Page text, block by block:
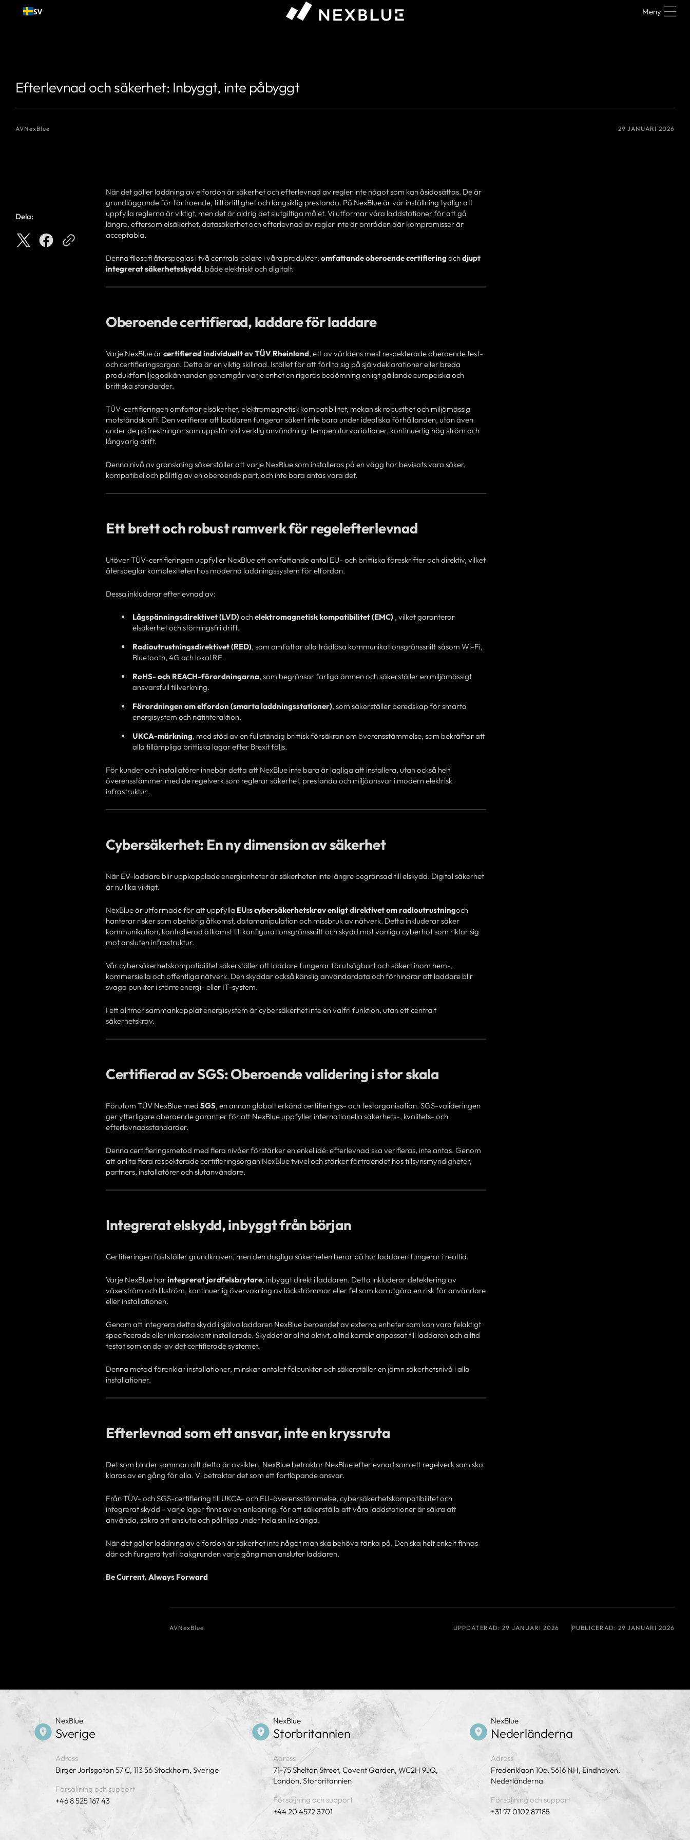
Gå tillSV Meny
Efterlevnad och säkerhet: Inbyggt, inte påbyggt
AVNexBlue 29 JANUARI 2026
Dela:
När det gäller laddning av elfordon är säkerhet och efterlevnad av regler inte något som kan åsidosättas. De är
grundläggande för förtroende, tillförlitlighet och långsiktig prestanda. På NexBlue är vår inställning tydlig: att
uppfylla reglerna är viktigt, men det är aldrig det slutgiltiga målet. Vi utformar våra laddstationer för att gå
längre, eftersom elsäkerhet, datasäkerhet och efterlevnad av regler inte är områden där kompromisser är
acceptabla.
Denna filosofi återspeglas i två centrala pelare i våra produkter: omfattande oberoende certifiering ochdjupt
integrerat säkerhetsskydd, både elektriskt och digitalt.
Oberoende certifierad, laddare för laddare
Varje NexBlue ärcertifierad individuellt av TÜV Rheinland, ett av världens mest respekterade oberoende test-
och certifieringsorgan. Detta är en viktig skillnad. Istället för att förlita sig på självdeklarationer eller breda
produktfamiljegodkännanden genomgår varje enhet en rigorös bedömning enligt gällande europeiska och
brittiska standarder.
TÜV-certifieringen omfattar elsäkerhet, elektromagnetisk kompatibilitet, mekanisk robusthet och miljömässig
motståndskraft. Den verifierar att laddaren fungerar säkert inte bara under idealiska förhållanden, utan även
under de påfrestningar som uppstår vid verklig användning: temperaturvariationer, kontinuerlig hög ström och
långvarig drift.
Denna nivå av granskning säkerställer att varje NexBlue som installeras på en vägg har bevisats vara säker,
kompatibel och pålitlig av en oberoende part, och inte bara antas vara det.
Ett brett och robust ramverk för regelefterlevnad
Utöver TÜV-certifieringen uppfyller NexBlue ett omfattande antal EU- och brittiska föreskrifter och direktiv, vilket
återspeglar komplexiteten hos moderna laddningssystem för elfordon.
Dessa inkluderar efterlevnad av:
Lågspänningsdirektivet (LVD)ochelektromagnetisk kompatibilitet (EMC) , vilket garanterar
elsäkerhet och störningsfri drift.
Radioutrustningsdirektivet (RED), som omfattar alla trådlösa kommunikationsgränssnitt såsom Wi-Fi,
Bluetooth, 4G och lokal RF.
RoHS- och REACH-förordningarna, som begränsar farliga ämnen och säkerställer en miljömässigt
ansvarsfull tillverkning.
Förordningen om elfordon (smarta laddningsstationer), som säkerställer beredskap för smarta
energisystem och nätinteraktion.
UKCA-märkning, med stöd av en fullständig brittisk försäkran om överensstämmelse, som bekräftar att
alla tillämpliga brittiska lagar efter Brexit följs.
För kunder och installatörer innebär detta att NexBlue inte bara är lagliga att installera, utan också helt
överensstämmer med de regelverk som reglerar säkerhet, prestanda och miljöansvar i modern elektrisk
infrastruktur.
Cybersäkerhet: En ny dimension av säkerhet
När EV-laddare blir uppkopplade energienheter är säkerheten inte längre begränsad till elskydd. Digital säkerhet
är nu lika viktigt.
NexBlue är utformade för att uppfylla EU:s cybersäkerhetskrav enligt direktivet om radioutrustningoch
hanterar risker som obehörig åtkomst, datamanipulation och missbruk av nätverk. Detta inkluderar säker
kommunikation, kontrollerad åtkomst till konfigurationsgränssnitt och skydd mot vanliga cyberhot som riktar sig
mot ansluten infrastruktur.
Vår cybersäkerhetskompatibilitet säkerställer att laddare fungerar förutsägbart och säkert inom hem-,
kommersiella och offentliga nätverk. Den skyddar också känslig användardata och förhindrar att laddare blir
svaga punkter i större energi- eller IT-system.
I ett alltmer sammankopplat energisystem är cybersäkerhet inte en valfri funktion, utan ett centralt
säkerhetskrav.
Certifierad av SGS: Oberoende validering i stor skala
Förutom TÜV NexBlue med SGS, en annan globalt erkänd certifierings- och testorganisation. SGS-valideringen
ger ytterligare oberoende garantier för att NexBlue uppfyller internationella säkerhets-, kvalitets- och
efterlevnadsstandarder.
Denna certifieringsmetod med flera nivåer förstärker en enkel idé: efterlevnad ska verifieras, inte antas. Genom
att anlita flera respekterade certifieringsorgan NexBlue tvivel och stärker förtroendet hos tillsynsmyndigheter,
partners, installatörer och slutanvändare.
Integrerat elskydd, inbyggt från början
Certifieringen fastställer grundkraven, men den dagliga säkerheten beror på hur laddaren fungerar i realtid.
Varje NexBlue harintegrerat jordfelsbrytare, inbyggt direkt i laddaren. Detta inkluderar detektering av
växelström och likström, kontinuerlig övervakning av läckströmmar eller fel som kan utgöra en risk för användare
eller installationen.
Genom att integrera detta skydd i själva laddaren NexBlue beroendet av externa enheter som kan vara felaktigt
specificerade eller inkonsekvent installerade. Skyddet är alltid aktivt, alltid korrekt anpassat till laddaren och alltid
testat som en del av det certifierade systemet.
Denna metod förenklar installationer, minskar antalet felpunkter och säkerställer en jämn säkerhetsnivå i alla
installationer.
Efterlevnad som ett ansvar, inte en kryssruta
Det som binder samman allt detta är avsikten. NexBlue betraktar NexBlue efterlevnad som ett regelverk som ska
klaras av en gång för alla. Vi betraktar det som ett fortlöpande ansvar.
Från TÜV- och SGS-certifiering till UKCA- och EU-överensstämmelse, cybersäkerhetskompatibilitet och
integrerat skydd – varje lager finns av en anledning: för att säkerställa att våra laddstationer är säkra att
använda, säkra att ansluta och pålitliga under hela sin livslängd.
När det gäller laddning av elfordon är säkerhet inte något man ska behöva tänka på. Den ska helt enkelt finnas
där och fungera tyst i bakgrunden varje gång man ansluter laddaren.
Be Current. Always Forward
AVNexBlue UPPDATERAD: 29 JANUARI 2026 PUBLICERAD: 29 JANUARI 2026
NexBlue
Sverige
Adress
Birger Jarlsgatan 57 C, 113 56 Stockholm, Sverige
Försäljning och support
+46 8 525 167 43
NexBlue
Storbritannien
Adress
71-75 Shelton Street, Covent Garden, WC2H 9JQ,
London, Storbritannien
Försäljning och support
+44 20 4572 3701
NexBlue
Nederländerna
Adress
Frederiklaan 10e, 5616 NH, Eindhoven,
Nederländerna
Försäljning och support
+31 97 0102 87185